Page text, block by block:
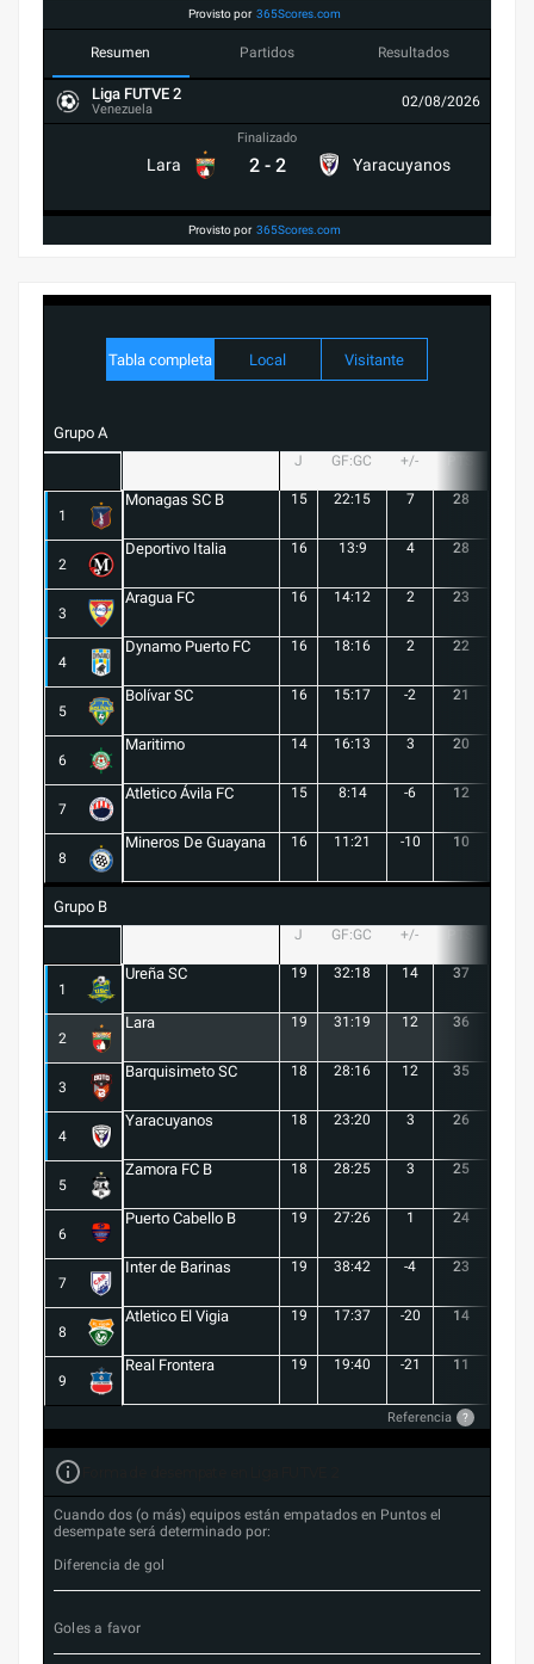
Provisto por 365Scores.com
Resumen Partidos Resultados
Liga FUTVE 2
Venezuela 02/08/2026
Lara
Finalizado
2 - 2 Yaracuyanos
Provisto por 365Scores.com
Tabla completa Local Visitante
Grupo A
J GF:GC +/-
1
Monagas SC B 15 22:15 7 28
2
Deportivo Italia 16 13:9 4 28
3
Aragua FC 16 14:12 2 23
4
Dynamo Puerto FC 16 18:16 2 22
5
Bolívar SC 16 15:17 -2 21
6
Maritimo 14 16:13 3 20
7
Atletico Ávila FC 15 8:14 -6 12
8
Mineros De Guayana 16 11:21 -10 10
Grupo B
J GF:GC +/-
1
Ureña SC 19 32:18 14 37
2
Lara 19 31:19 12 36
3
Barquisimeto SC 18 28:16 12 35
4
Yaracuyanos 18 23:20 3 26
5
Zamora FC B 18 28:25 3 25
6
Puerto Cabello B 19 27:26 1 24
7
Inter de Barinas 19 38:42 -4 23
8
Atletico El Vigia 19 17:37 -20 14
9
Real Frontera 19 19:40 -21 11
Referencia ?
Cuando dos (o más) equipos están empatados en Puntos el
desempate será determinado por:
Diferencia de gol
Goles a favor